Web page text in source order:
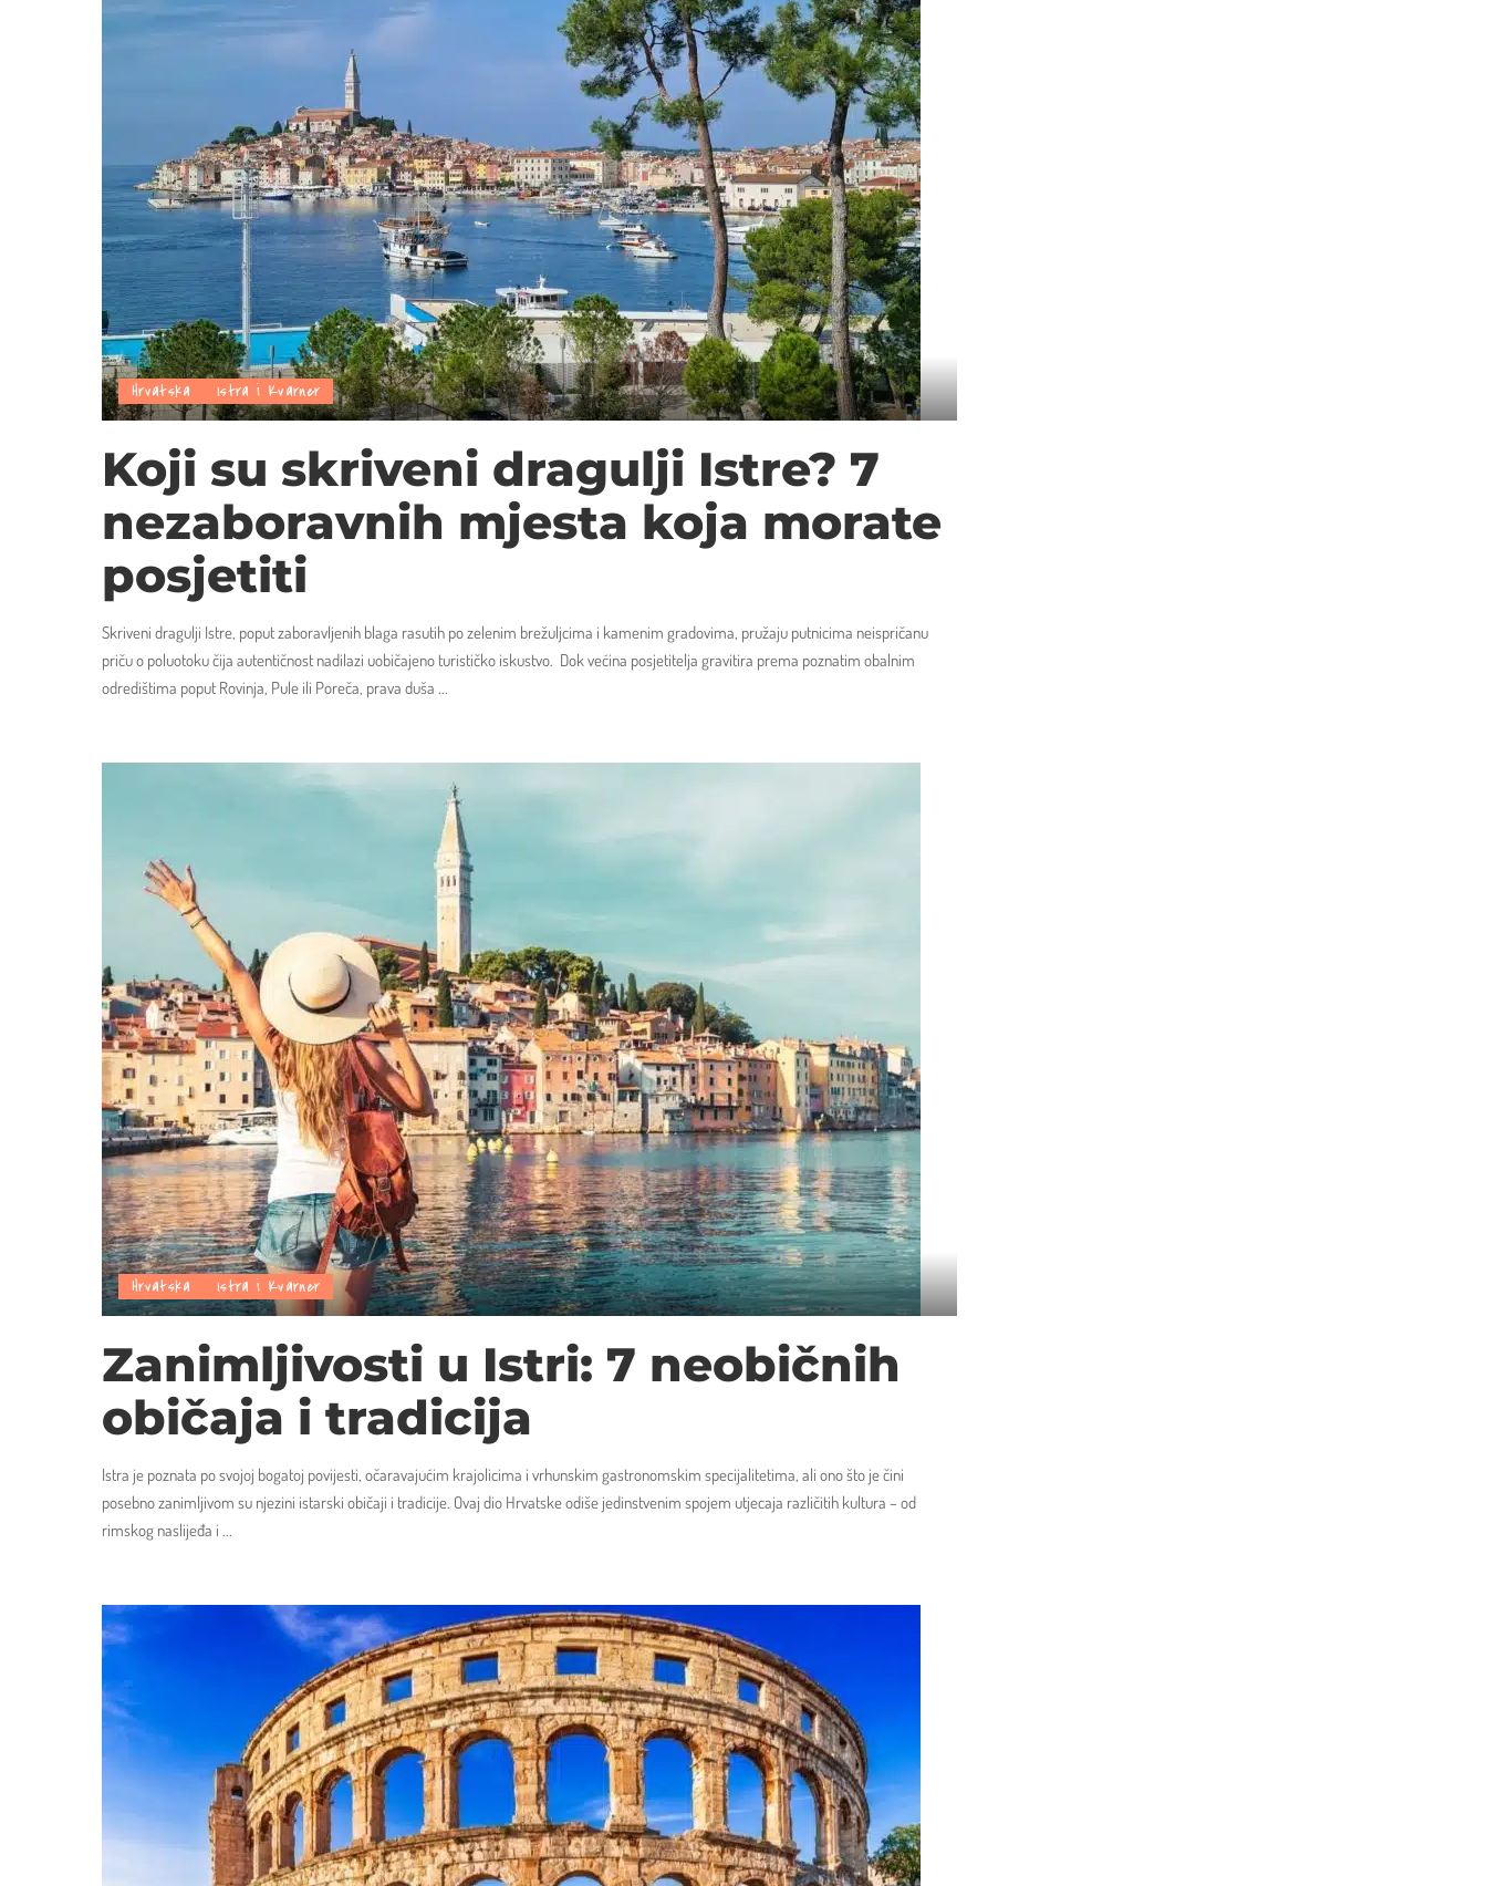
Hrvatska Istra i Kvarner
Koji su skriveni dragulji Istre? 7
nezaboravnih mjesta koja morate
posjetiti
Skriveni dragulji Istre, poput zaboravljenih blaga rasutih po zelenim brežuljcima i kamenim gradovima, pružaju putnicima neispričanu
priču o poluotoku čija autentičnost nadilazi uobičajeno turističko iskustvo. Dok većina posjetitelja gravitira prema poznatim obalnim
odredištima poput Rovinja, Pule ili Poreča, prava duša ...
Hrvatska Istra i Kvarner
Zanimljivosti u Istri: 7 neobičnih
običaja i tradicija
Istra je poznata po svojoj bogatoj povijesti, očaravajućim krajolicima i vrhunskim gastronomskim specijalitetima, ali ono što je čini
posebno zanimljivom su njezini istarski običaji i tradicije. Ovaj dio Hrvatske odiše jedinstvenim spojem utjecaja različitih kultura – od
rimskog naslijeđa i ...